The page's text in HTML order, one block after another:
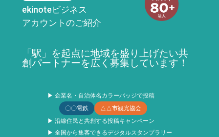
ekinoteビジネス
アカウントのご紹介
「駅」を起点に地域を盛り上げたい共
創パートナーを広く募集しています！
▶ 企業名・自治体名カラーバッジで投稿
〇〇電鉄
△△市観光協会
▶ 沿線住民と共創する投稿キャンペーン
▶ 全国から集客できるデジタルスタンプラリー